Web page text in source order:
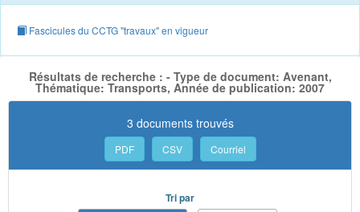
Fascicules du CCTG "travaux" en vigueur
Résultats de recherche : - Type de document: Avenant,
Thématique: Transports, Année de publication: 2007
3 documents trouvés
PDF CSV Courriel
Tri par